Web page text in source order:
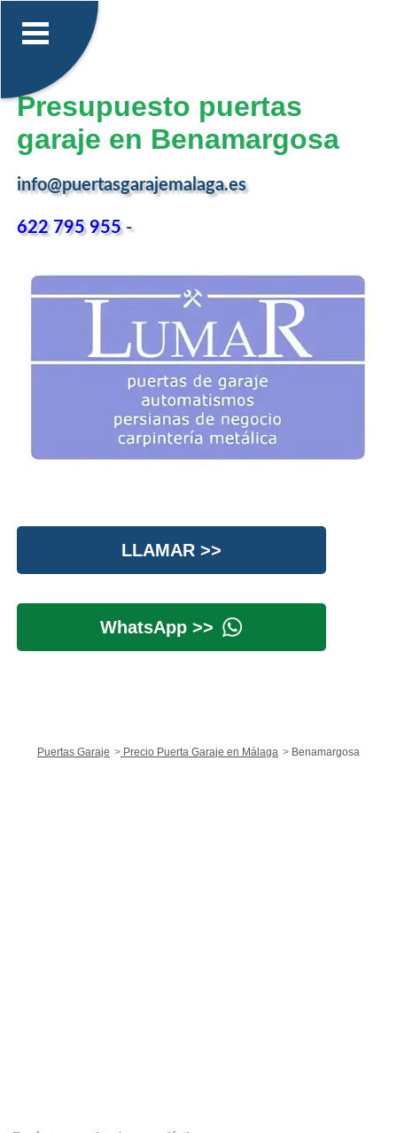
Presupuesto puertas
garaje en Benamargosa
info@puertasgarajemalaga.es
622 795 955-
LLAMAR >>
WhatsApp >>
Puertas Garaje Precio Puerta Garaje en Málaga Benamargosa